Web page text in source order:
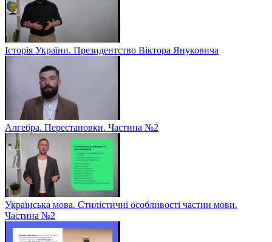
Історія України. Президентство Віктора Януковича
Алгебра. Перестановки. Частина №2
Українська мова. Стилістичні особливості частин мови.
Частина №2